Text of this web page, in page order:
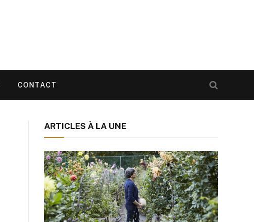
CONTACT
ARTICLES À LA UNE